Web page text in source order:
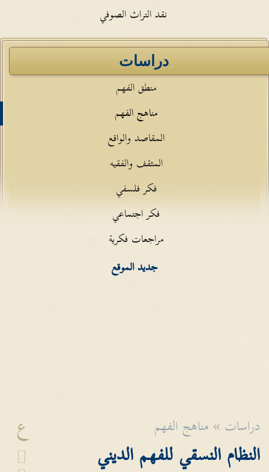
نقد التراث الصوفي
دراسات
منطق الفهم
مناهج الفهم
المقاصد والواقع
المثقف والفقيه
فكر فلسفي
فكر اجتماعي
مراجعات فكرية
جديد الموقع
ع دراسات » مناهج الفهم
النظام النسقي للفهم الديني